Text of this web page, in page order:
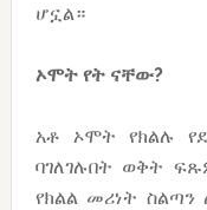
ሆኗል።
ኦሞት የት ናቸው?
አቶ ኦሞት የክልሉ
ባገለገሉበት ወቅት
የክልል መሪነት